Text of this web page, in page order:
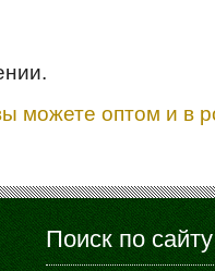
можете оптом и в
Поиск по сайту